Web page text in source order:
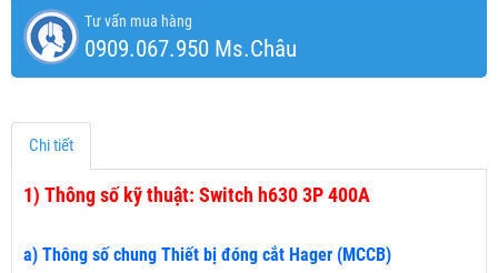
Tư vấn mua hàng
0909.067.950 Ms.Châu
Chi tiết
1) Thông số kỹ thuật: Switch h630 3P 400A
a) Thông số chung Thiết bị đóng cắt Hager (MCCB)